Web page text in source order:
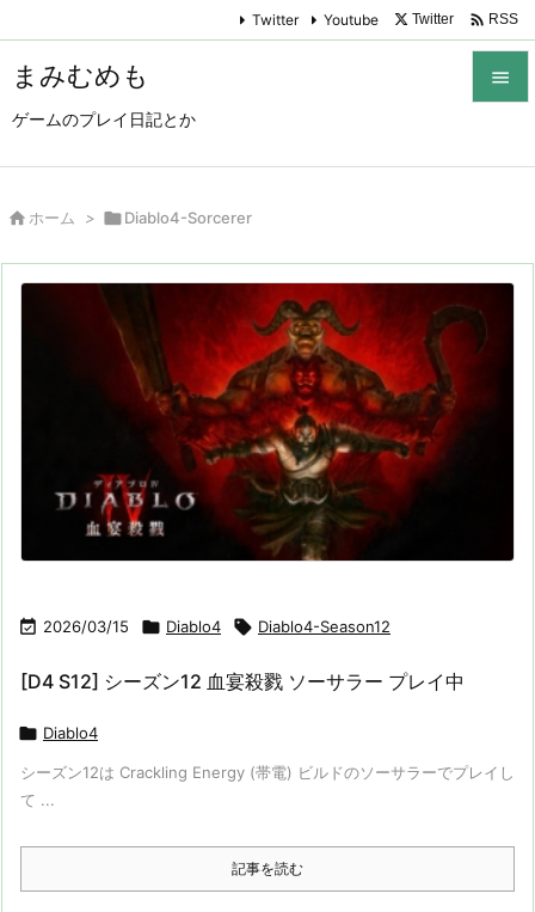
まみむめも
ゲームのプレイ日記とか

Twitter Youtube Twitter  RSS
 ホーム > Diablo4-Sorcerer
 2026/03/15  Diablo4  Diablo4-Season12
[D4 S12] シーズン12 血宴殺戮 ソーサラー プレイ中
 Diablo4
シーズン12は Crackling Energy (帯電) ビルドのソーサラーでプレイし
て ...
記事を読む